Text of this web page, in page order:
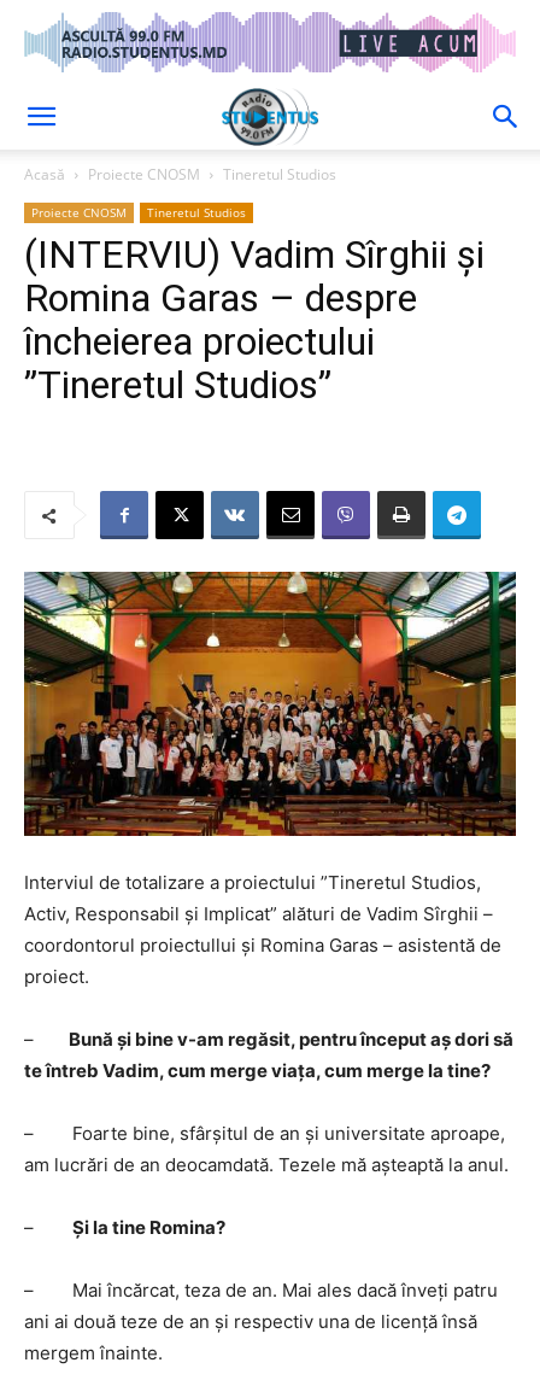
Acasă Proiecte CNOSM Tineretul Studios
Proiecte CNOSM Tineretul Studios
(INTERVIU) Vadim Sîrghii și
Romina Garas – despre
încheierea proiectului
”Tineretul Studios”
Interviul de totalizare a proiectului ”Tineretul Studios,
Activ, Responsabil și Implicat” alături de Vadim Sîrghii –
coordontorul proiectullui și Romina Garas – asistentă de
proiect.
–
Bună și bine v-am regăsit, pentru început aș dori să
te întreb Vadim, cum merge viața, cum merge la tine?
– Foarte bine, sfârșitul de an și universitate aproape,
am lucrări de an deocamdată. Tezele mă așteaptă la anul.
– Și la tine Romina?
– Mai încărcat, teza de an. Mai ales dacă înveți patru
ani ai două teze de an și respectiv una de licență însă
mergem înainte.